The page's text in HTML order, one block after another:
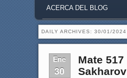
ACERCA DEL BLOG
DAILY ARCHIVES: 30/01/2024
Ene
30
Mate 517